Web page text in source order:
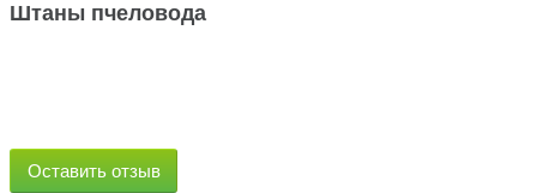
Штаны пчеловода
Оставить отзыв